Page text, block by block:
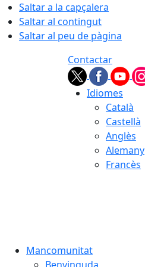
Saltar a la capçalera
Saltar al contingut
Saltar al peu de pàgina
Contactar
Idiomes
Català
Castellà
Anglès
Alemany
Francès
Mancomunitat